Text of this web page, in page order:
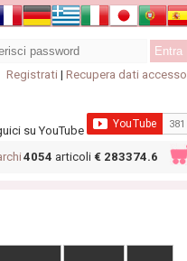
Registrati | Recupera dati accesso
su YouTube
4054 articoli € 283374.6